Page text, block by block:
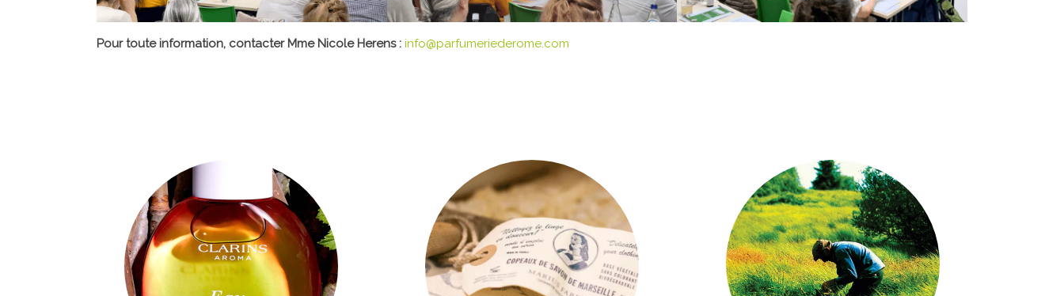
Pour toute information, contacter Mme Nicole Herens : info@parfumeriederome.com